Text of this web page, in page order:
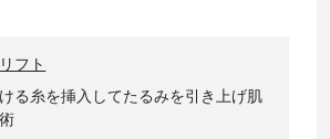
フト
る糸を挿入してたるみを引き上げ肌